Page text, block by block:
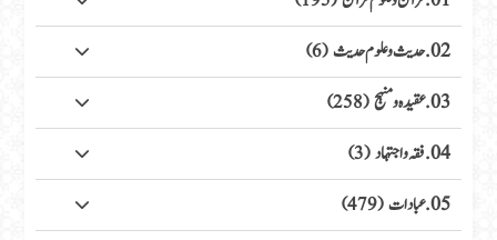
02. حدیث وعلوم حدیث (6)
03. عقیدہ ومنہج (258)
04. فقہ واجتہاد (3)
05. عبادات (479)